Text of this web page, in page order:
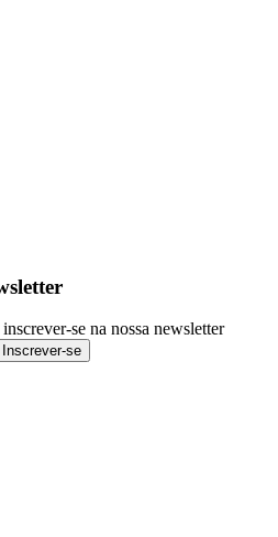
se na nossa newsletter
Inscrever-se